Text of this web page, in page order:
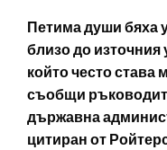
Петима души бяха
близо до източния
който често става
съобщи
държавна
цитиран от